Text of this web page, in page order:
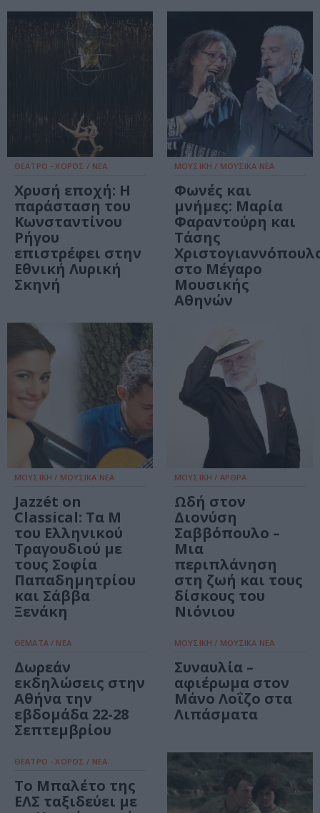
ΘΕΑΤΡΟ - ΧΟΡΟΣ / ΝΕΑ
Χρυσή εποχή: Η
παράσταση του
Κωνσταντίνου
Ρήγου
επιστρέφει στην
Εθνική Λυρική
Σκηνή
ΜΟΥΣΙΚΗ / ΜΟΥΣΙΚΑ ΝΕΑ
Φωνές και
μνήμες: Μαρία
Φαραντούρη και
Τάσης
στο Μέγαρο
Μουσικής
Αθηνών
ΜΟΥΣΙΚΗ / ΜΟΥΣΙΚΑ ΝΕΑ
Jazzét on
Classical: Τα Μ
του Ελληνικού
Τραγουδιού με
τους Σοφία
Παπαδημητρίου
και Σάββα
Ξενάκη
ΜΟΥΣΙΚΗ / ΑΡΘΡΑ
Ωδή στον
Διονύση
Σαββόπουλο –
Μια
περιπλάνηση
στη ζωή και τους
δίσκους του
Νιόνιου
ΘΕΜΑΤΑ / ΝΕΑ
Δωρεάν
εκδηλώσεις στην
Αθήνα την
εβδομάδα 22-28
Σεπτεμβρίου
ΜΟΥΣΙΚΗ / ΜΟΥΣΙΚΑ ΝΕΑ
Συναυλία –
αφιέρωμα στον
Μάνο Λοΐζο στα
Λιπάσματα
ΘΕΑΤΡΟ - ΧΟΡΟΣ / ΝΕΑ
Το Μπαλέτο της
ΕΛΣ ταξιδεύει με